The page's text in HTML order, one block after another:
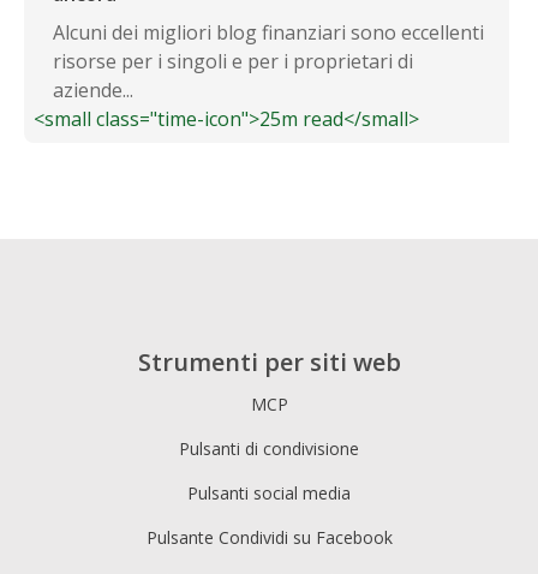
Alcuni dei migliori blog finanziari sono eccellenti
risorse per i singoli e per i proprietari di
aziende...
<small class="time-icon">25m read</small>
Strumenti per siti web
MCP
Pulsanti di condivisione
Pulsanti social media
Pulsante Condividi su Facebook